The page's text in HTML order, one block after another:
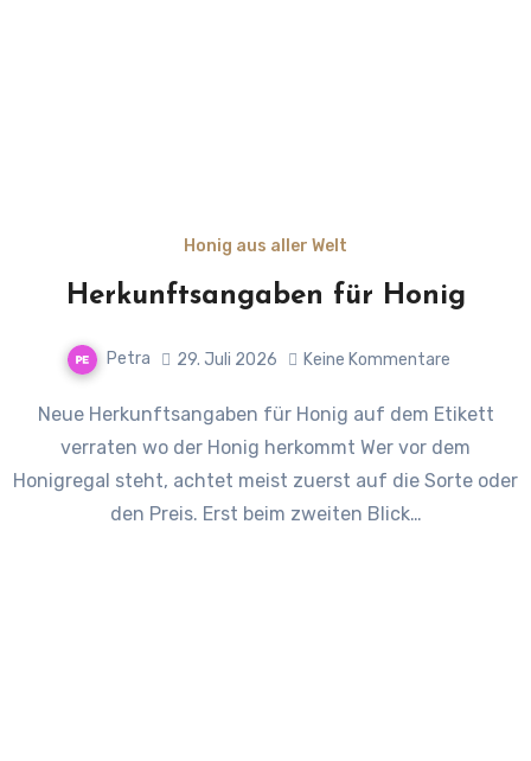
Honig aus aller Welt
Herkunftsangaben für Honig
Petra 29. Juli 2026 Keine Kommentare
Neue Herkunftsangaben für Honig auf dem Etikett
verraten wo der Honig herkommt Wer vor dem
Honigregal steht, achtet meist zuerst auf die Sorte oder
den Preis. Erst beim zweiten Blick…